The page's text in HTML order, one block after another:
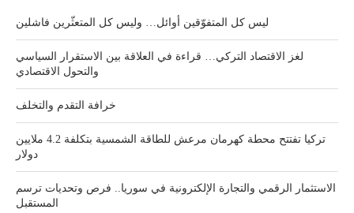
ليس كل المتفوّقين أوائل… وليس كل المتعثّرين فاشلين
لغز الاقتصاد التركي… قراءة في العلاقة بين الاستقرار السياسي
والتحول الاقتصادي
خرافة التقدم والتخلف
تركيا تفتتح محطة كهرمان مرعش للطاقة الشمسية بتكلفة 4.2 ملايين
دولار
الاستثمار الرقمي والتجارة الإلكترونية في سوريا.. فرص وتحديات ترسم
المستقبل